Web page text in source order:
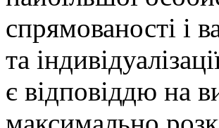
спрямованості і
та
є відповіддю на